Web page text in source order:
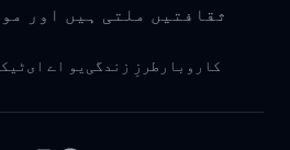
ثقافتیں ملتی ہیں اور
کاروبار طرزِ زندگی یو اے ای